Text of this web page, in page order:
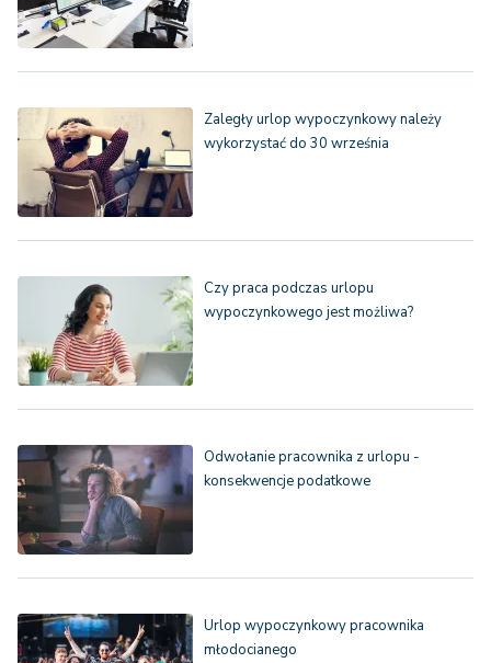
Zaległy urlop wypoczynkowy należy
wykorzystać do 30 września
Czy praca podczas urlopu
wypoczynkowego jest możliwa?
Odwołanie pracownika z urlopu -
konsekwencje podatkowe
Urlop wypoczynkowy pracownika
młodocianego